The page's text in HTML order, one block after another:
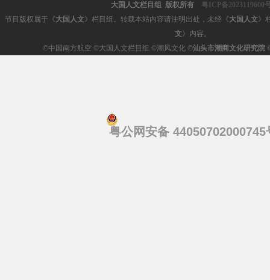
大国人文栏目组 版权所有
粤ICP备2023119600
节目版权属于《大国人文》栏目组。转载本站内容请注明出处，未经《大国人文》
文》内容。
©中国南方航空 ©大国人文栏目组 ©潮风文化 ©汕头市潮商文化研究院
粤公网安备 44050702000745